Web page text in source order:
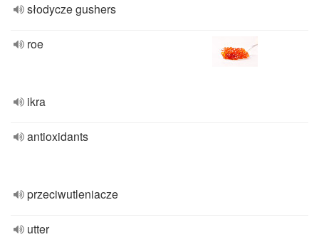
słodycze gushers
roe
ikra
antioxidants
przeciwutleniacze
utter